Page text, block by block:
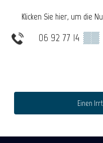
Klicken Sie hier, um die
06 92 77 14 ▒▒
Einen